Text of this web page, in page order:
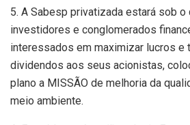
5. A Sabesp privatizada estará sob o
investidores e conglomerados
interessados em maximizar lucros e
dividendos aos seus acionistas,
plano a MISSÃO de melhoria da
meio ambiente.